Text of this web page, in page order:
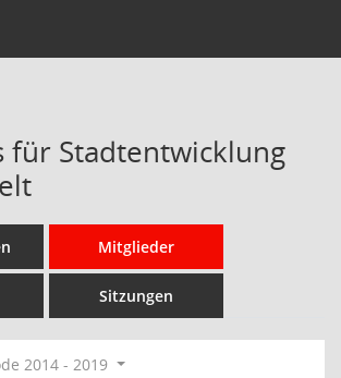
für Stadtentwicklung
Mitglieder
Sitzungen
2014 - 2019